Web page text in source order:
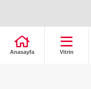
Anasayfa Vitrin